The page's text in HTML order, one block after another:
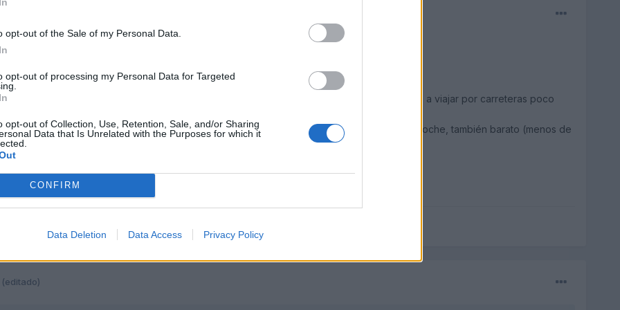
opt-out of the Sale of my Personal Data.
opt-out of processing my Personal Data for Targeted
opt-out of Collection, Use, Retention, Sale, and/or Sharing
Data that Is Unrelated with the Purposes for which it
CONFIRM
Data Deletion Data Access Privacy Policy
todos lo hacen. O yo al menos no lo noto.
pongo son de hace un año
(las pone y quita solo en función de los coches que vengan de frente) va muy bien si va a viajar por carreteras poco
en espejos exteriores (en espejo interior supongo que ya lo tendrá), bastante útil de noche, también barato (menos de
calefactables y plegables).
lumbar ajustable en asientos delanteros (algo más de 200 euros)
por LuisM
(editado)